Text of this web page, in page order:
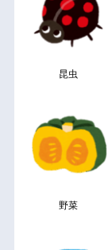
昆虫
野菜